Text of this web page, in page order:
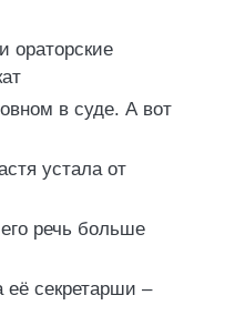
ораторские
в суде. А вот
устала от
речь больше
её секретарши –